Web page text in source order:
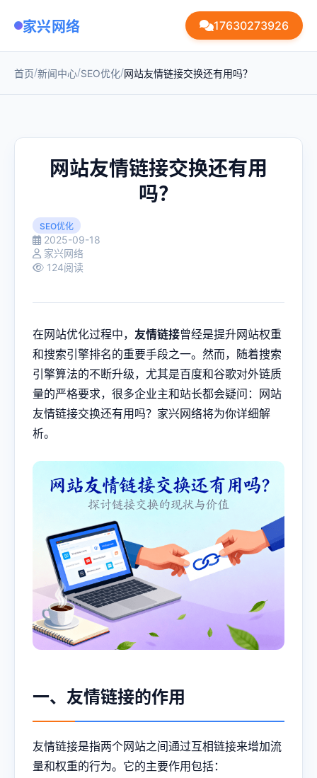
家兴网络 17630273926
首页/新闻中心/SEO优化/网站友情链接交换还有用吗？
网站友情链接交换还有用
吗？
SEO优化
2025-09-18
家兴网络
124阅读
在网站优化过程中， 友情链接曾经是提升网站权重
和搜索引擎排名的重要手段之一。然而，随着搜索
引擎算法的不断升级，尤其是百度和谷歌对外链质
量的严格要求，很多企业主和站长都会疑问：网站
友情链接交换还有用吗？家兴网络将为你详细解
析。
一、友情链接的作用
友情链接是指两个网站之间通过互相链接来增加流
量和权重的行为。它的主要作用包括：